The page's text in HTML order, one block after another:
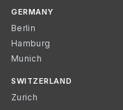
GERMANY
Berlin
Hamburg
Munich
SWITZERLAND
Zurich